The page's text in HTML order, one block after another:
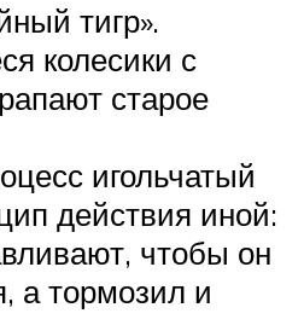
тигр».
колесики с
старое
игольчатый
действия иной:
чтобы он
а тормозил и